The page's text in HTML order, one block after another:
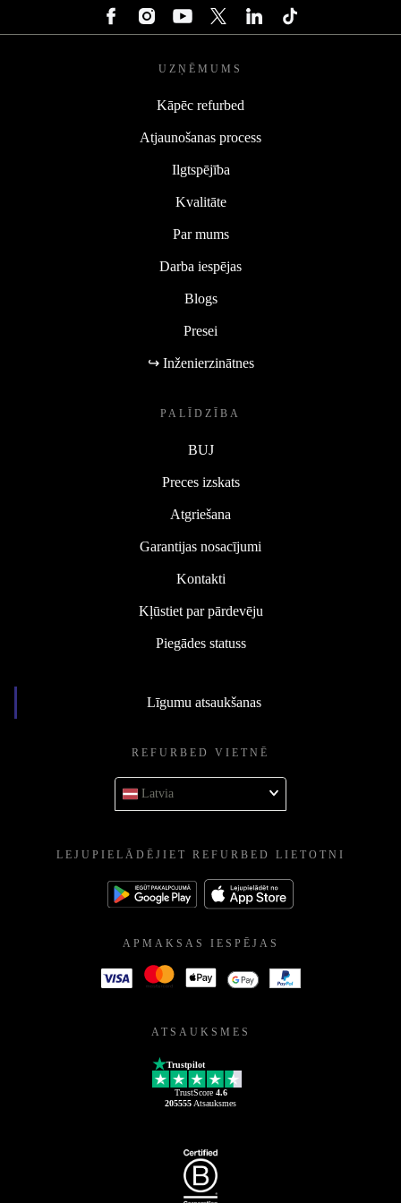
UZŅĒMUMS
Kāpēc refurbed
Atjaunošanas process
Ilgtspējība
Kvalitāte
Par mums
Darba iespējas
Blogs
Presei
↪ Inženierzinātnes
PALĪDZĪBA
BUJ
Preces izskats
Atgriešana
Garantijas nosacījumi
Kontakti
Kļūstiet par pārdevēju
Piegādes statuss
Līgumu atsaukšanas
REFURBED VIETNĒ
Latvia
LEJUPIELĀDĒJIET REFURBED LIETOTNI
APMAKSAS IESPĒJAS
ATSAUKSMES
Trustpilot
TrustScore 4.6
205555 Atsauksmes